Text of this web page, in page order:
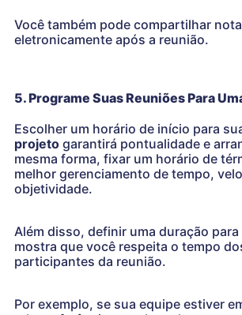
Você também pode compartilhar
eletronicamente após a reunião.
5. Programe Suas Reuniões Para
Escolher um horário de início para
projeto garantirá pontualidade e
mesma forma, fixar um horário de
melhor gerenciamento de tempo,
objetividade.
Além disso, definir uma duração
mostra que você respeita o tempo
participantes da reunião.
Por exemplo, se sua equipe estiver